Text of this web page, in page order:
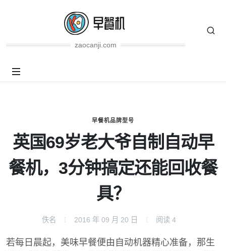
zaocanji.com
早餐机品牌型号
英国69岁老大爷自制自动早
餐机，3分钟搞定还能回收餐
具？
佚名 2016 年 09 月 20 日 阅读 4
若每日晨起，美味早餐便由自动机器精心准备，那生